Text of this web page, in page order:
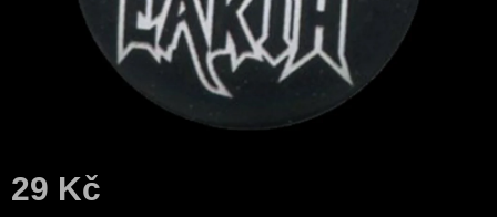
29 Kč